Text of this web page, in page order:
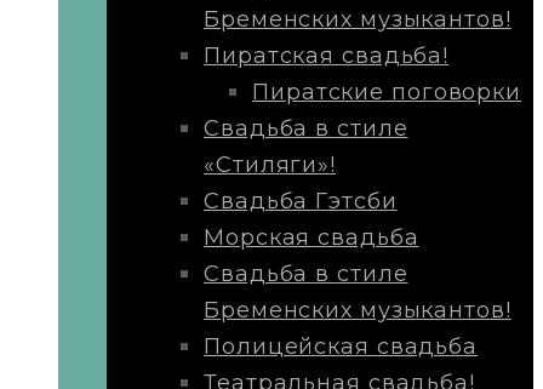
Бременских музыкантов!
Пиратская свадьба!
Пиратские поговорки
Свадьба в стиле
«Стиляги»!
Свадьба Гэтсби
Морская свадьба
Свадьба в стиле
Бременских музыкантов!
Полицейская свадьба
Театральная свадьба!